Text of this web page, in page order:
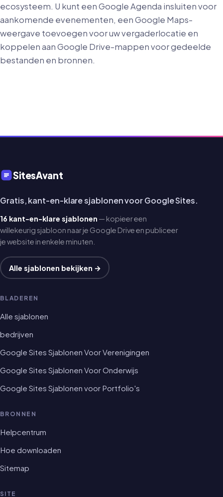
ecosysteem. U kunt een Google Agenda insluiten voor
aankomende evenementen, een Google Maps-
weergave toevoegen voor uw vergaderlocatie en
koppelen aan Google Drive-mappen voor gedeelde
bestanden en bronnen.
SitesAvant
Gratis, kant-en-klare sjablonen voor Google Sites.
16 kant-en-klare sjablonen — kopieer een
willekeurig sjabloon naar je Google Drive en publiceer
je website in enkele minuten.
Alle sjablonen bekijken →
BLADEREN
Alle sjablonen
bedrijven
Google Sites Sjablonen Voor Verenigingen
Google Sites Sjablonen Voor Onderwijs
Google Sites Sjablonen voor Portfolio's
BRONNEN
Helpcentrum
Hoe downloaden
Sitemap
SITE